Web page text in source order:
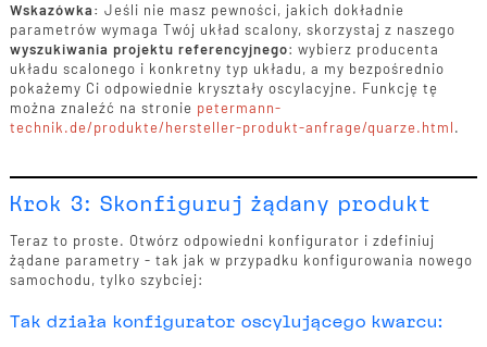
Wskazówka: Jeśli nie masz pewności, jakich dokładnie
parametrów wymaga Twój układ scalony, skorzystaj z naszego
wyszukiwania projektu referencyjnego: wybierz producenta
układu scalonego i konkretny typ układu, a my bezpośrednio
pokażemy Ci odpowiednie kryształy oscylacyjne. Funkcję tę
można znaleźć na stronie petermann-
technik.de/produkte/hersteller-produkt-anfrage/quarze.html.
Krok 3: Skonfiguruj żądany produkt
Teraz to proste. Otwórz odpowiedni konfigurator i zdefiniuj
żądane parametry - tak jak w przypadku konfigurowania nowego
samochodu, tylko szybciej:
Tak działa konfigurator oscylującego kwarcu: